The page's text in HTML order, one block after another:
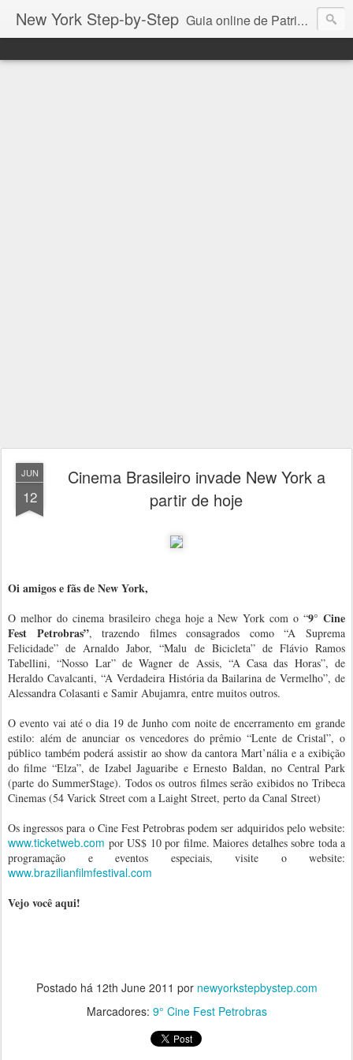
New York Step-by-Step Guia online de Patricia Vittorazzi especialmente para você
JUN
12
Cinema Brasileiro invade New York a
partir de hoje
Oi amigos e fãs de New York,
O melhor do cinema brasileiro chega hoje a New York com o “9° Cine
Fest Petrobras”, trazendo filmes consagrados como “A Suprema
Felicidade” de Arnaldo Jabor, “Malu de Bicicleta” de Flávio Ramos
Tabellini, “Nosso Lar” de Wagner de Assis, “A Casa das Horas”, de
Heraldo Cavalcanti, “A Verdadeira História da Bailarina de Vermelho”, de
Alessandra Colasanti e Samir Abujamra, entre muitos outros.
O evento vai até o dia 19 de Junho com noite de encerramento em grande
estilo: além de anunciar os vencedores do prêmio “Lente de Cristal”, o
público também poderá assistir ao show da cantora Mart’nália e a exibição
do filme “Elza”, de Izabel Jaguaribe e Ernesto Baldan, no Central Park
(parte do SummerStage). Todos os outros filmes serão exibidos no Tribeca
Cinemas (54 Varick Street com a Laight Street, perto da Canal Street)
Os ingressos para o Cine Fest Petrobras podem ser adquiridos pelo website:
www.ticketweb.com por US$ 10 por filme. Maiores detalhes sobre toda a
programação e eventos especiais, visite o website:
www.brazilianfilmfestival.com
Vejo você aqui!
Postado há 12th June 2011 por newyorkstepbystep.com
Marcadores: 9° Cine Fest Petrobras